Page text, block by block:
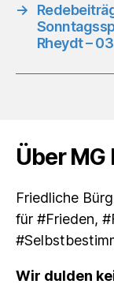
→
Rheydt –
Über MG
Friedliche
für #Frieden,
Wir dulden